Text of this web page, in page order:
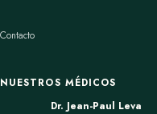
Contacto
NUESTROS MÉDICOS
Dr. Jean-Paul Leva